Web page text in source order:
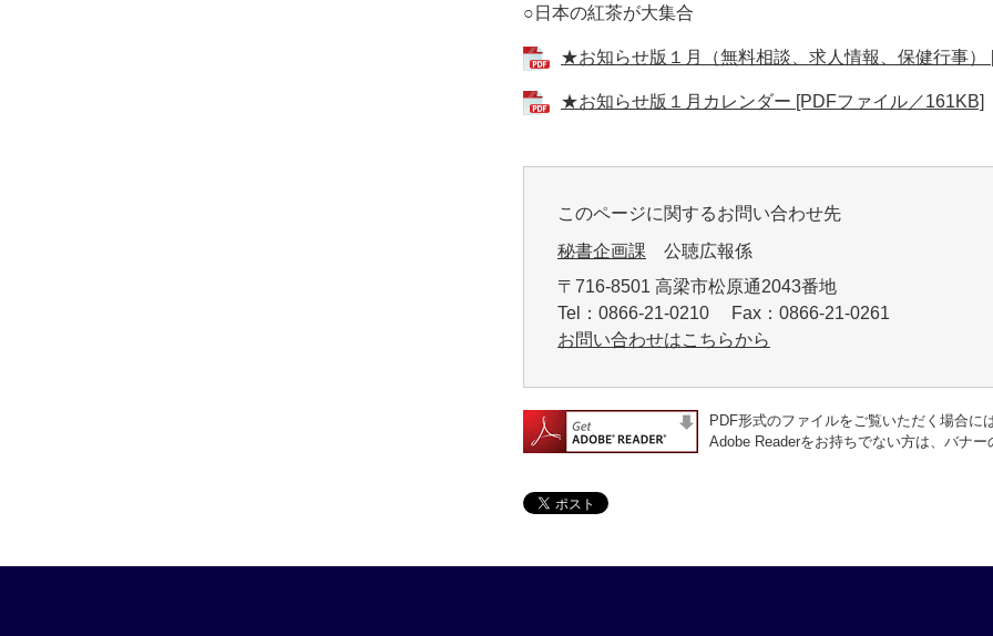
○日本の紅茶が大集合
★お知らせ版１月（無料相談、求人情報、保健行事）
★お知らせ版１月カレンダー [PDFファイル／161KB]
このページに関するお問い合わせ先
秘書企画課 公聴広報係
〒716-8501 高梁市松原通2043番地
Tel：0866-21-0210 Fax：0866-21-0261
お問い合わせはこちらから
PDF形式のファイルをご覧いただく場合に
Adobe Readerをお持ちでない方は、バナ